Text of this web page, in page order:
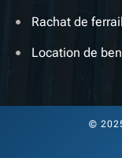
Rachat de
Location de
©